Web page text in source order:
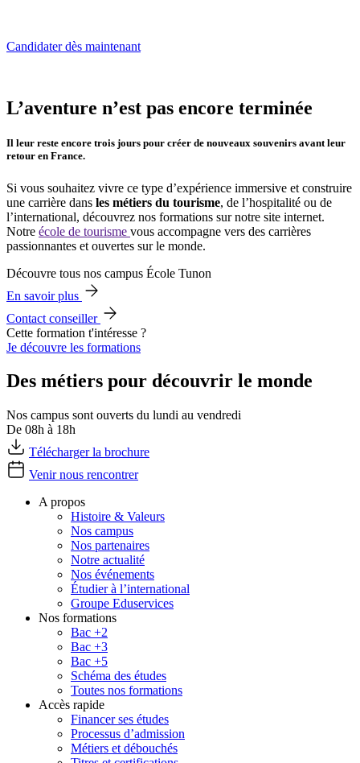
Candidater dès maintenant
L’aventure n’est pas encore terminée
Il leur reste encore trois jours pour créer de nouveaux souvenirs avant leur
retour en France.
Si vous souhaitez vivre ce type d’expérience immersive et construire
une carrière dans les métiers du tourisme, de l’hospitalité ou de
l’international, découvrez nos formations sur notre site internet.
Notre école de tourisme vous accompagne vers des carrières
passionnantes et ouvertes sur le monde.
Découvre tous nos campus École Tunon
En savoir plus
Contact conseiller
Cette formation t'intéresse ?
Je découvre les formations
Des métiers pour découvrir le monde
Nos campus sont ouverts du lundi au vendredi
De 08h à 18h
Télécharger la brochure
Venir nous rencontrer
A propos
Histoire & Valeurs
Nos campus
Nos partenaires
Notre actualité
Nos événements
Étudier à l’international
Groupe Eduservices
Nos formations
Bac +2
Bac +3
Bac +5
Schéma des études
Toutes nos formations
Accès rapide
Financer ses études
Processus d’admission
Métiers et débouchés